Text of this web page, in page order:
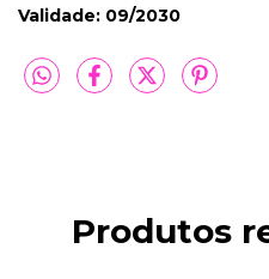
Validade: 09/2030
Produtos